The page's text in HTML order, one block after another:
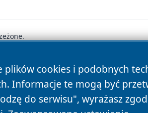
plików cookies i podobnych
Informacje te mogą być
do serwisu", wyrażasz